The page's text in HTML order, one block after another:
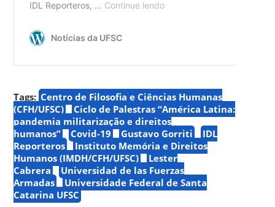
Tags: Centro de Filosofia e Ciências Humanas
(CFH/UFSC)
Ciclo de Palestras “América Latina:
pandemia militarização e direitos
humanos”
Covid-19 Gustavo Gorriti
IDL
Reporteros
Instituto Memória e Direitos
Humanos (IMDH/CFH/UFSC)
Lester
Cabrera
Universidad de las Fuerzas
Armadas
Universidade Federal de Santa
Catarina UFSC